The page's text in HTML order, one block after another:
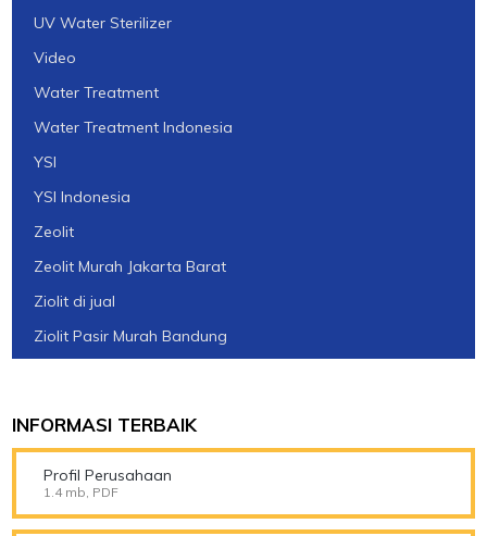
UV Water Sterilizer
Video
Water Treatment
Water Treatment Indonesia
YSI
YSI Indonesia
Zeolit
Zeolit Murah Jakarta Barat
Ziolit di jual
Ziolit Pasir Murah Bandung
INFORMASI TERBAIK
Profil Perusahaan
1.4 mb, PDF